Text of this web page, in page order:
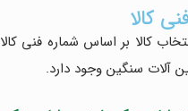
کالا
کالا بر اساس شماره فنی کالا
آلات سنگین وجود دارد.